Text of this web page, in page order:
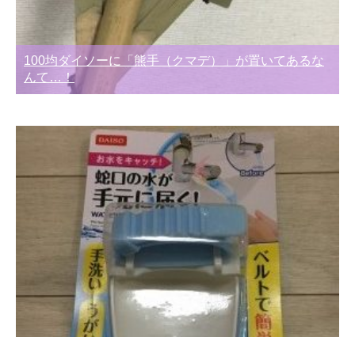
100均ダイソーに「熊手（クマデ）」が置いてあるな
んて…！